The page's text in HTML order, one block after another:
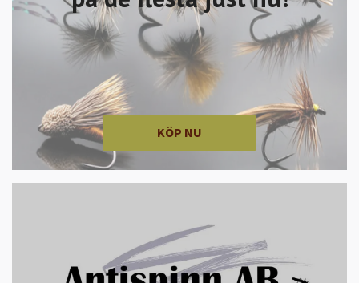
KÖP NU